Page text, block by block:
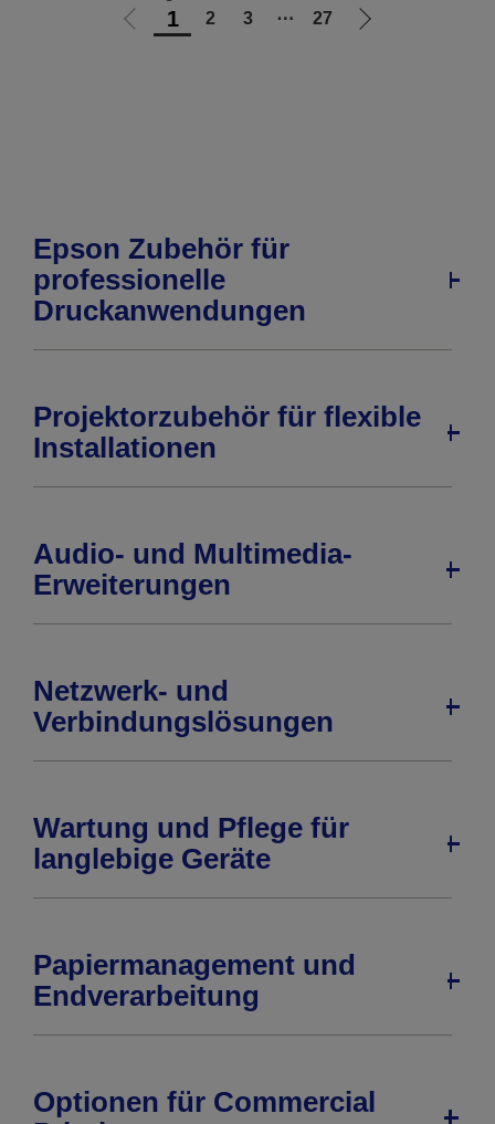
Zur
1 2 3 ⋯ 27
Zur
Epson Zubehör für
professionelle
Druckanwendungen
Projektorzubehör für flexible
Installationen
Audio- und Multimedia-
Erweiterungen
Netzwerk- und
Verbindungslösungen
Wartung und Pflege für
langlebige Geräte
Papiermanagement und
Endverarbeitung
Optionen für Commercial